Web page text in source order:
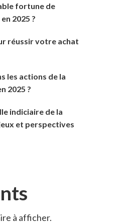
fortune de
2025 ?
réussir votre achat
les actions de la
2025 ?
indiciaire de la
et perspectives
à afficher.